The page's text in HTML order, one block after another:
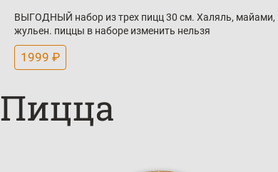
ВЫГОДНЫЙ набор из трех пицц 30 см. Халяль, майами,
жульен. пиццы в наборе изменить нельзя
1999 ₽
Пицца